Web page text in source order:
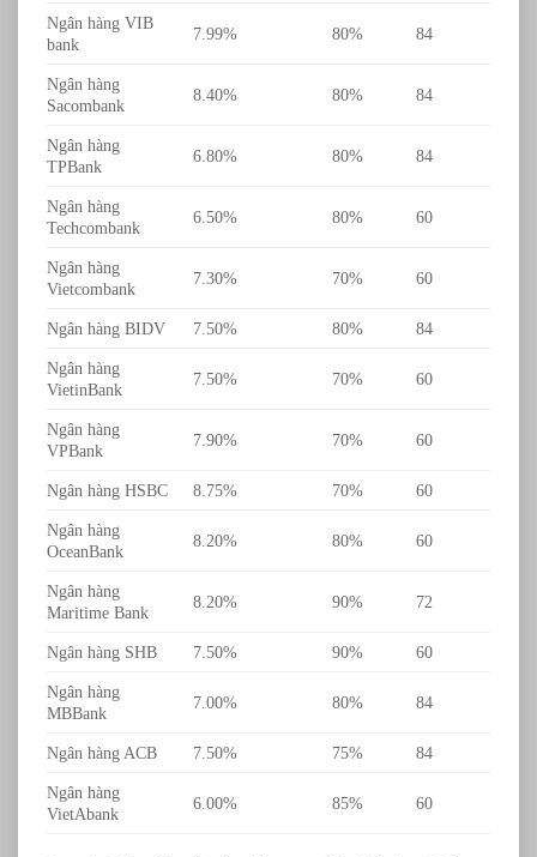
Ngân hàng VIB
bank
7.99% 80% 84
Ngân hàng
Sacombank
8.40% 80% 84
Ngân hàng
TPBank
6.80% 80% 84
Ngân hàng
Techcombank
6.50% 80% 60
Ngân hàng
Vietcombank
7.30% 70% 60
Ngân hàng BIDV 7.50% 80% 84
Ngân hàng
VietinBank
7.50% 70% 60
Ngân hàng
VPBank
7.90% 70% 60
Ngân hàng HSBC 8.75% 70% 60
Ngân hàng
OceanBank
8.20% 80% 60
Ngân hàng
Maritime Bank
8.20% 90% 72
Ngân hàng SHB 7.50% 90% 60
Ngân hàng
MBBank
7.00% 80% 84
Ngân hàng ACB 7.50% 75% 84
Ngân hàng
VietAbank
6.00% 85% 60